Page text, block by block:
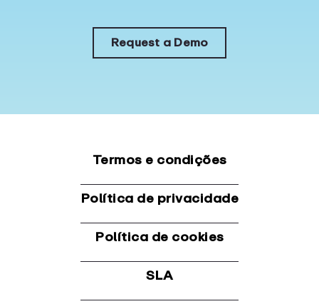
Request a Demo
Termos e condições
Política de privacidade
Política de cookies
SLA